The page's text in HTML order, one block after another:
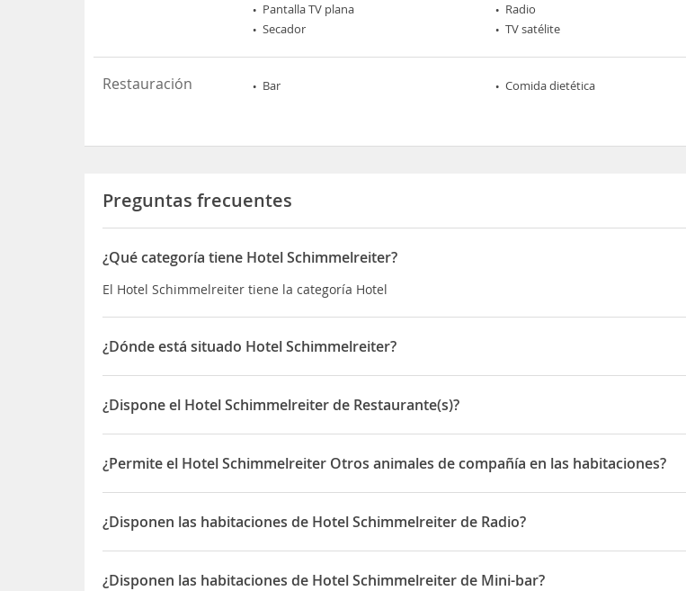
Pantalla TV plana
Radio
Secador
TV satélite
Restauración Bar Comida dietética
Preguntas frecuentes
¿Qué categoría tiene Hotel Schimmelreiter?
El Hotel Schimmelreiter tiene la categoría Hotel
¿Dónde está situado Hotel Schimmelreiter?
El Hotel Schimmelreiter está situado en Hauptstraße 58 - 60
¿Dispone el Hotel Schimmelreiter de Restaurante(s)?
Sí, el Hotel Schimmelreiter dispone de Restaurante(s)
¿Permite el Hotel Schimmelreiter Otros animales de compañía en las habitaciones?
Sí, el Hotel Schimmelreiter permite Otros animales de compañía en las habitaciones
¿Disponen las habitaciones de Hotel Schimmelreiter de Radio?
Sí, las habitaciones del Hotel Schimmelreiter disponen de Radio
¿Disponen las habitaciones de Hotel Schimmelreiter de Mini-bar?